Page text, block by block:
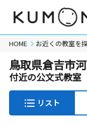
HOME お近くの教室を
鳥取県倉吉市
付近の公文式教室
リスト